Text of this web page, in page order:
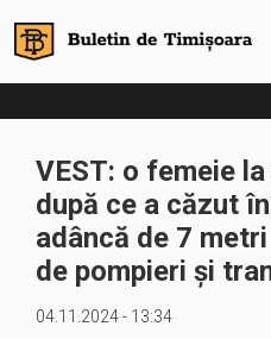
VEST: o femeie
după ce a căzut
adâncă de 7
de pompieri și
04.11.2024 - 13:34